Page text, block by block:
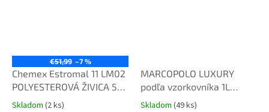
€51,99 –7 %
Chemex Estromal 11 LM02
POLYESTEROVÁ ŽIVICA 5
KG + Iniciator 100 GR.
Priemerné
Skladom (2 ks)
MARCOPOLO LUXURY
podľa vzorkovníka 1L
"starý"
Priemerné
Skladom (49 ks)